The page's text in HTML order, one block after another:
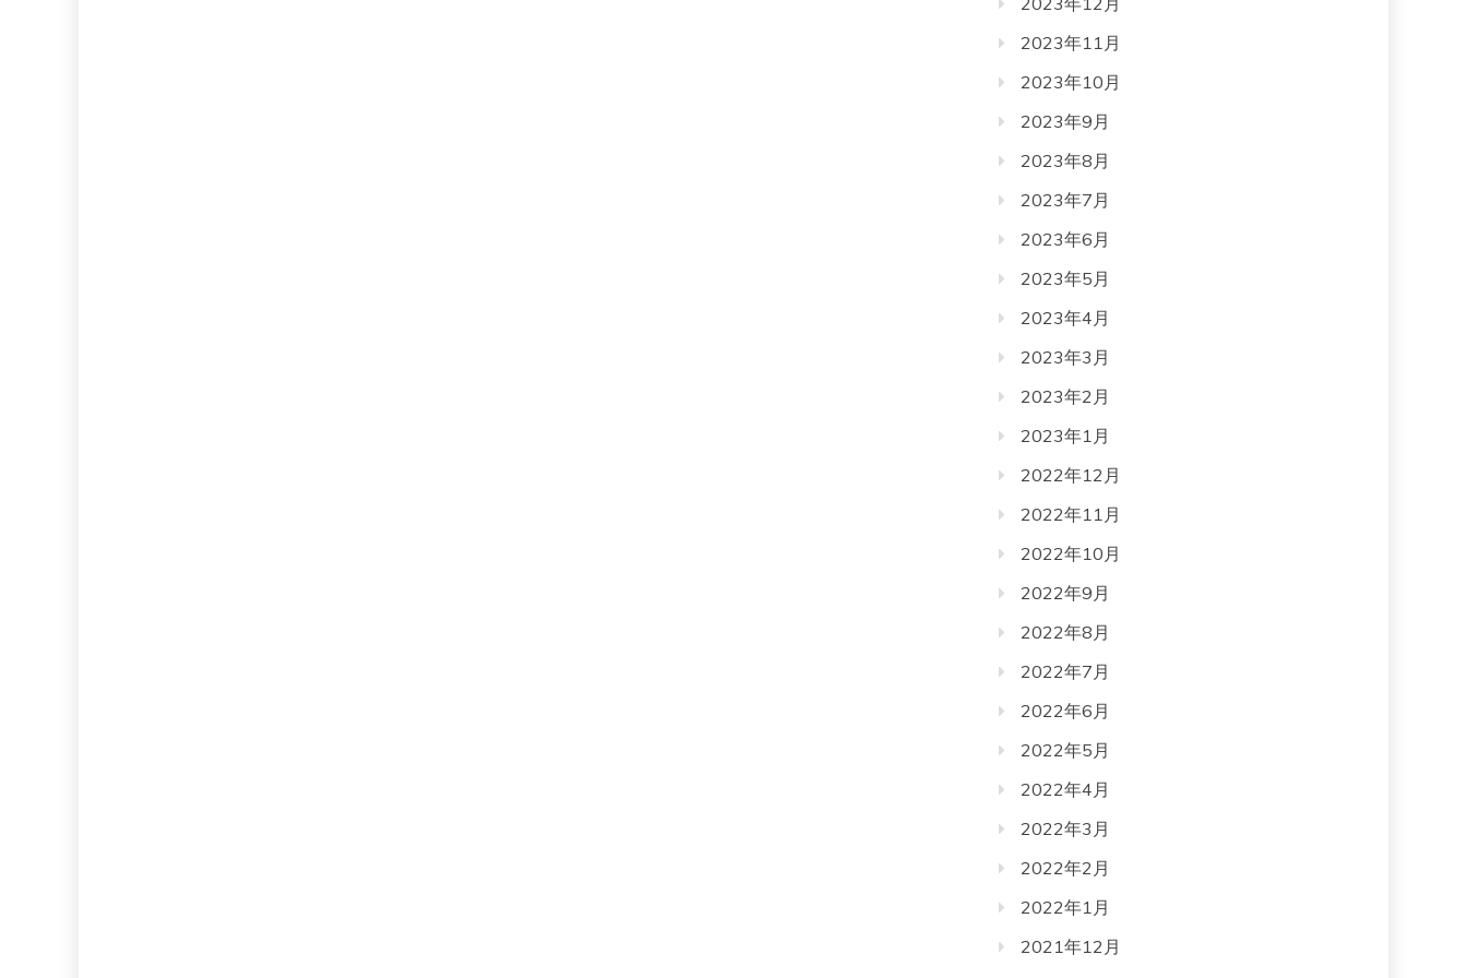
2023年11月
2023年10月
2023年9月
2023年8月
2023年7月
2023年6月
2023年5月
2023年4月
2023年3月
2023年2月
2023年1月
2022年12月
2022年11月
2022年10月
2022年9月
2022年8月
2022年7月
2022年6月
2022年5月
2022年4月
2022年3月
2022年2月
2022年1月
2021年12月